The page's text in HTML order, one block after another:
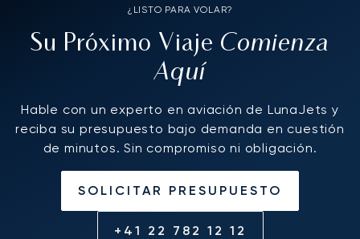
¿LISTO PARA VOLAR?
Su Próximo Viaje Comienza
Aquí
Hable con un experto en aviación de LunaJets y
reciba su presupuesto bajo demanda en cuestión
de minutos. Sin compromiso ni obligación.
SOLICITAR PRESUPUESTO
+41 22 782 12 12